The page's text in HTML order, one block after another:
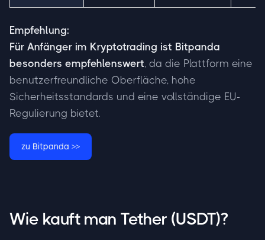
Empfehlung:
Für Anfänger im Kryptotrading ist Bitpanda
besonders empfehlenswert, da die Plattform eine
benutzerfreundliche Oberfläche, hohe
Sicherheitsstandards und eine vollständige EU-
Regulierung bietet.
zu Bitpanda >>
Wie kauft man Tether (USDT)?